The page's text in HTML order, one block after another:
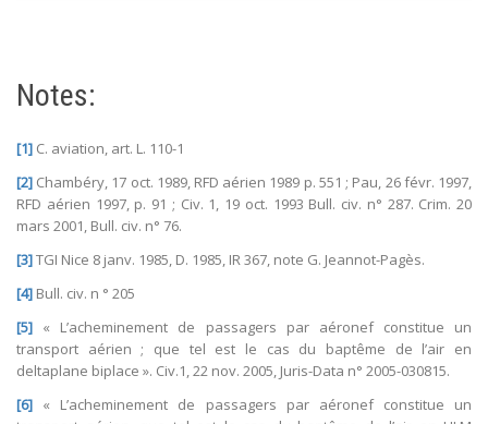
Notes:
[1] C. aviation, art. L. 110-1
[2] Chambéry, 17 oct. 1989, RFD aérien 1989 p. 551 ; Pau, 26 févr. 1997,
RFD aérien 1997, p. 91 ; Civ. 1, 19 oct. 1993 Bull. civ. n° 287. Crim. 20
mars 2001, Bull. civ. n° 76.
[3]TGI Nice 8 janv. 1985, D. 1985, IR 367, note G. Jeannot-Pagès.
[4] Bull. civ. n ° 205
[5] « L’acheminement de passagers par aéronef constitue un
transport aérien ; que tel est le cas du baptême de l’air en
deltaplane biplace ». Civ.1, 22 nov. 2005, Juris-Data n° 2005-030815.
[6] « L’acheminement de passagers par aéronef constitue un